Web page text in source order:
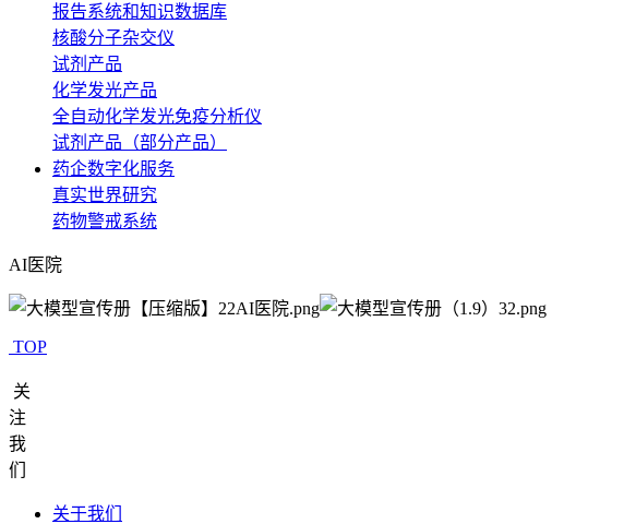
报告系统和知识数据库
核酸分子杂交仪
试剂产品
化学发光产品
全自动化学发光免疫分析仪
试剂产品（部分产品）
药企数字化服务
真实世界研究
药物警戒系统
AI医院
TOP
关
注
我
们
关于我们